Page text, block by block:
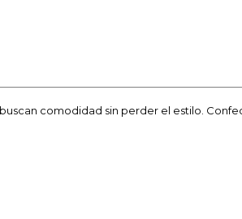
comodidad sin perder el estilo.